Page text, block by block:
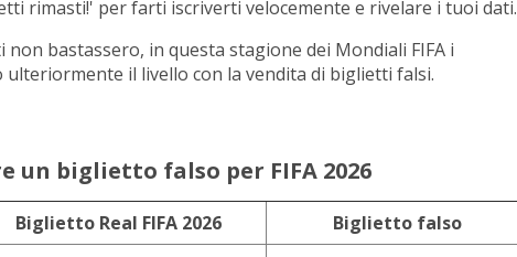
rimasti!' per farti iscriverti velocemente e rivelare i tuoi dati.
bastassero, in questa stagione dei Mondiali FIFA i
il livello con la vendita di biglietti falsi.
un biglietto falso per FIFA 2026
Biglietto Real FIFA 2026 Biglietto falso